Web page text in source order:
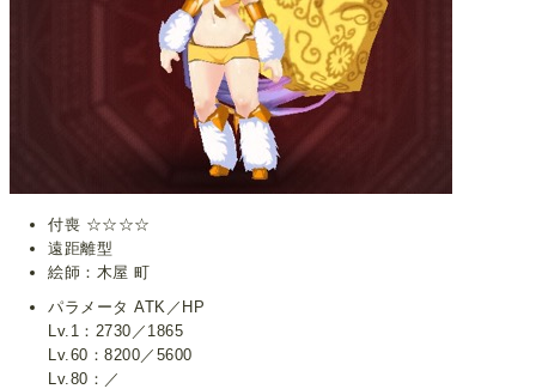
付喪 ☆☆☆☆
遠距離型
絵師：木屋 町
パラメータ ATK／HP
Lv.1：2730／1865
Lv.60：8200／5600
Lv.80：／